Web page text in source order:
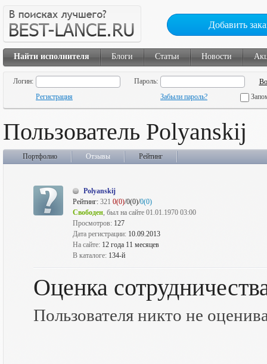
Добавить
Найти исполнителя Блоги Статьи Новости
Логин:
Пароль:
Регистрация
Забыли пароль?
Пользователь Polyanskij
Портфолио Отзывы Рейтинг
Polyanskij
Рейтинг: 321 0(0)/0(0)/0(0)
Свободен, был на сайте 01.01.1970 03:00
Просмотров: 127
Дата регистрации: 10.09.2013
На сайте: 12 года 11 месяцев
В каталоге: 134-й
Оценка
Пользователя никто не